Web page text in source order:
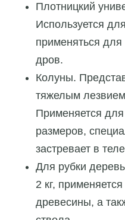
Плотницкий
Используется
применяться для
дров.
Колуны.
тяжелым
Применяется
размеров,
застревает в
Для рубки
2 кг,
древесины, а